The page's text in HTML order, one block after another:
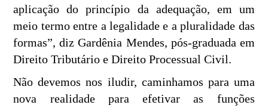
aplicação do princípio da adequação, em um
meio termo entre a legalidade e a pluralidade das
formas”, diz Gardênia Mendes, pós-graduada em
Direito Tributário e Direito Processual Civil.
Não devemos nos iludir, caminhamos para uma
nova realidade para efetivar as funções